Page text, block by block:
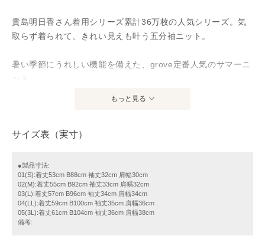
貴島明日香さん着用シリーズ累計36万枚の人気シリーズ。気
取らず着られて、きれい見えも叶う五分袖ニット。
暑い季節にうれしい機能を備えた、grove定番人気のサマーニ
ット。
【デザイン】
ーする安心感のある袖丈に仕上げています。
初夏から盛夏、さらに秋口までロングシーズン着用できる点
もご好評のポイントです。
裾をアウトで着てもスカートやパンツとバランスが取りやす
もっと見る
サイズ表（実寸）
●製品寸法:
01(S):着丈53cm B88cm 袖丈32cm 肩幅30cm
02(M):着丈55cm B92cm 袖丈33cm 肩幅32cm
03(L):着丈57cm B96cm 袖丈34cm 肩幅34cm
04(LL):着丈59cm B100cm 袖丈35cm 肩幅36cm
05(3L):着丈61cm B104cm 袖丈36cm 肩幅38cm
備考: